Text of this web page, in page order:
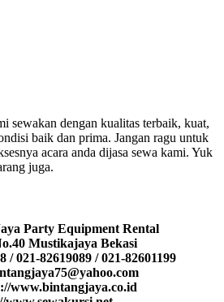
sewakan dengan kualitas terbaik, kuat,
baik dan prima. Jangan ragu untuk
acara anda dijasa sewa kami. Yuk
juga.
Party Equipment Rental
Mustikajaya Bekasi
/ 021-82619089 / 021-82601199
www.bintangjaya.co.id